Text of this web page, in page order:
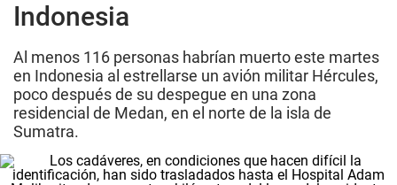
Indonesia
Al menos 116 personas habrían muerto este martes
en Indonesia al estrellarse un avión militar Hércules,
poco después de su despegue en una zona
residencial de Medan, en el norte de la isla de
Sumatra.